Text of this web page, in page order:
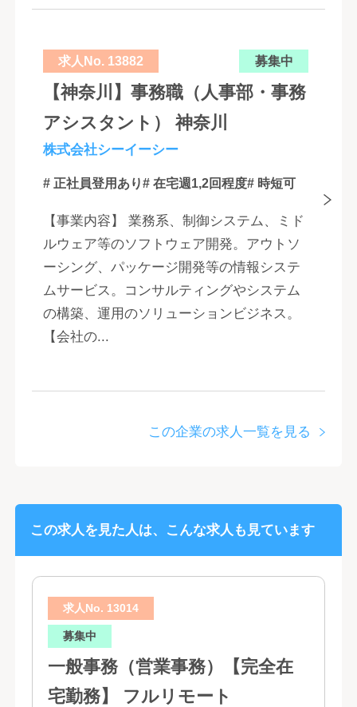
求人No. 13882 募集中
【神奈川】事務職（人事部・事務
アシスタント） 神奈川
株式会社シーイーシー
# 正社員登用あり# 在宅週1,2回程度# 時短可
【事業内容】 業務系、制御システム、ミド
ルウェア等のソフトウェア開発。アウトソ
ーシング、パッケージ開発等の情報システ
ムサービス。コンサルティングやシステム
の構築、運用のソリューションビジネス。
【会社の...
この企業の求人一覧を見る
この求人を見た人は、こんな求人も見ています
求人No. 13014
募集中
一般事務（営業事務）【完全在
宅勤務】 フルリモート